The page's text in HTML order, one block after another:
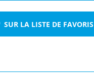
SUR LA LISTE DE FAVORIS